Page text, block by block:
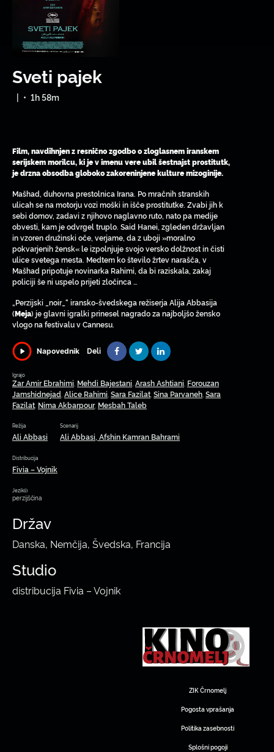
Sveti pajek
| • 1h 58m
Film, navdihnjen z resnično zgodbo o zloglasnem iranskem
serijskem morilcu, ki je v imenu vere ubil šestnajst prostitutk,
je drzna obsodba globoko zakoreninjene kulture mizoginije.
Mašhad, duhovna prestolnica Irana. Po mračnih stranskih
ulicah se na motorju vozi moški in išče prostitutke. Zvabi jih k
sebi domov, zadavi z njihovo naglavno ruto, nato pa medije
obvesti, kam je odvrgel truplo. Said Hanei, zgleden državljan
in vzoren družinski oče, verjame, da z uboji »moralno
pokvarjenih žensk« le izpolnjuje svojo versko dolžnost in čisti
ulice svetega mesta. Medtem ko število žrtev narašča, v
Mašhad pripotuje novinarka Rahimi, da bi raziskala, zakaj
policiji še ni uspelo prijeti zločinca …
„Perzijski _noir_“ iransko-švedskega režiserja Alija Abbasija
(Meja) je glavni igralki prinesel nagrado za najboljšo žensko
vlogo na festivalu v Cannesu.
Napovednik Deli
Igrajo
Zar Amir Ebrahimi Mehdi Bajestani Arash Ashtiani Forouzan
Jamshidnejad Alice Rahimi Sara Fazilat Sina Parvaneh Sara
Fazilat Nima Akbarpour, Mesbah Taleb
Režija
Ali Abbasi
Scenarij
Ali Abbasi, Afshin Kamran Bahrami
Distribucija
Fivia – Vojnik
Jezik(i)
perzijščina
Držav
Danska, Nemčija, Švedska, Francija
Studio
distribucija Fivia – Vojnik
ZIK Črnomelj
Pogosta vprašanja
Politika zasebnosti
Splošni pogoji